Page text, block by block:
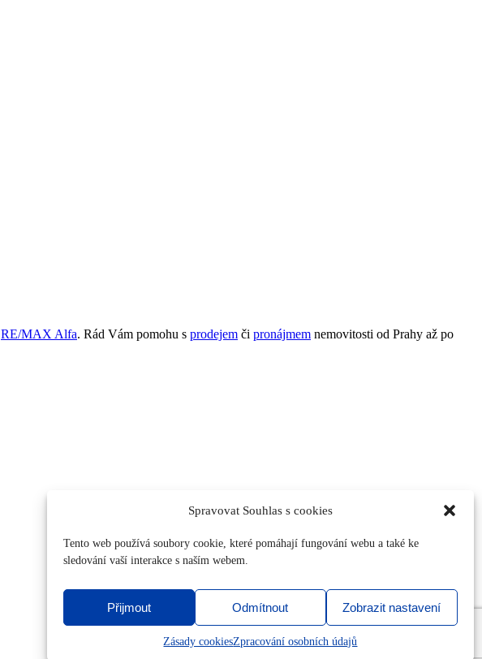
Spravovat Souhlas s cookies
Tento web používá soubory cookie, které pomáhají fungování webu a také ke
sledování vaší interakce s naším webem.
Přijmout Odmítnout Zobrazit nastavení
Zásady cookiesZpracování osobních údajů
RE/MAX Alfa. Rád Vám pomohu s prodejem či pronájmem nemovitosti od Prahy až po